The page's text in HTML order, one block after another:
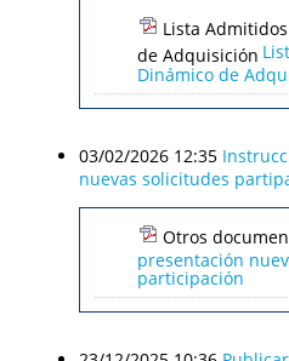
Lista
de Adquisición
Dinámico de
03/02/2026 12:35
nuevas solicitudes
Otros
presentación
participación